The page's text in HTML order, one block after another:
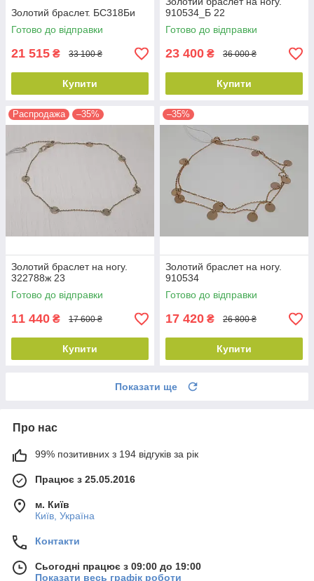
Золотий браслет. БС318Би
Готово до відправки
21 515 ₴ 33 100 ₴
Купити
910534_Б 22
Готово до відправки
23 400 ₴ 36 000 ₴
Купити
Распродажа –35%
Золотий браслет на ногу.
322788ж 23
Готово до відправки
11 440 ₴ 17 600 ₴
Купити
–35%
Золотий браслет на ногу.
910534
Готово до відправки
17 420 ₴ 26 800 ₴
Купити
Показати ще
Про нас
99% позитивних з 194 відгуків за рік
Працює з 25.05.2016
м. Київ
Київ, Україна
Контакти
Сьогодні працює з 09:00 до 19:00
Показати весь графік роботи